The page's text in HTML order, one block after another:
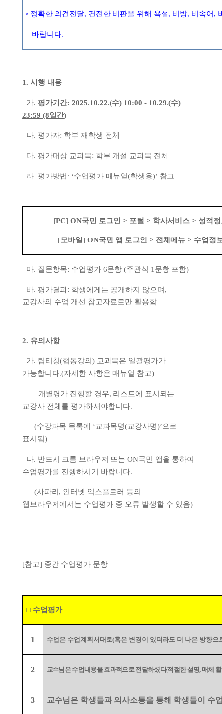
◦ 정확한 의견전달, 건전한 비판을 위해 욕설, 비방, 비속어 ,
바랍니다.
1. 시행 내용
가. 평가기간: 2025.10.22.(수) 10:00 - 10.29.(수)
23:59 (8일간)
나. 평가자: 학부 재학생 전체
다. 평가대상 교과목: 학부 개설 교과목 전체
라. 평가방법: ‘수업평가 매뉴얼(학생용)’ 참고
[PC] ON국민 로그인 > 포털 > 학사서비스 > 성적
[모바일] ON국민 앱 로그인 > 전체메뉴 > 수업정
마. 질문항목: 수업평가 6문항 (주관식 1 문항 포함)
바. 평가결과: 학생에게는 공개하지 않으며,
교강사의 수업 개선 참고자료로만 활용함
2. 유의사항
가. 팀티칭(협동강의) 교과목은 일괄평가가
가능합니다.(자세한 사항은 매뉴얼 참고)
개별평가 진행할 경우, 리스트에 표시되는
교강사 전체를 평가하셔야합니다.
(수강과목 목록에 ‘교과목명(교강사명)’으로
표시됨)
나. 반드시 크롬 브라우저 또는 ON국민 앱을 통하여
수업평가를 진행하시기 바랍니다.
(사파리, 인터넷 익스플로러 등의
웹브라우저에서는 수업평가 중 오류 발생할 수 있음)
[참고] 중간 수업평가 문항
□ 수업평가
1 수업은 수업계획서대로(혹은 변경이 있더라도 더 나은 방향으
2 교수님은 수업내용을 효과적으로 전달하셨다(적절한 설명,매체
3 교수님은 학생들과 의사소통을 통해 학생들이 수